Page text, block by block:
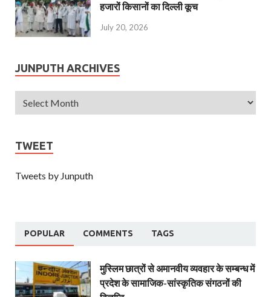
हजारों किसानों का दिल्ली कूच
July 20, 2026
JUNPUTH ARCHIVES
TWEET
Tweets by Junputh
POPULAR COMMENTS TAGS
मुस्लिम छात्रों से अमानवीय व्यवहार के सम्बन्ध में
प्रदेश के सामाजिक-सांस्कृतिक संगठनों की